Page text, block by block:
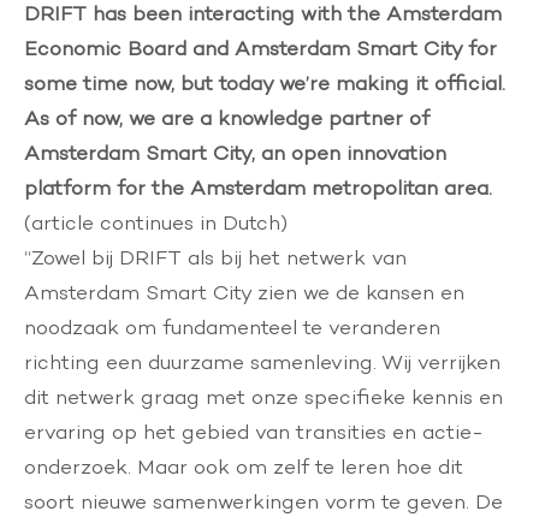
DRIFT has been interacting with the Amsterdam
Economic Board and Amsterdam Smart City for
some time now, but today we’re making it official.
As of now, we are a knowledge partner of
Amsterdam Smart City, an open innovation
platform for the Amsterdam metropolitan area.
(article continues in Dutch)
“Zowel bij DRIFT als bij het netwerk van
Amsterdam Smart City zien we de kansen en
noodzaak om fundamenteel te veranderen
richting een duurzame samenleving. Wij verrijken
dit netwerk graag met onze specifieke kennis en
ervaring op het gebied van transities en actie-
onderzoek. Maar ook om zelf te leren hoe dit
soort nieuwe samenwerkingen vorm te geven. De